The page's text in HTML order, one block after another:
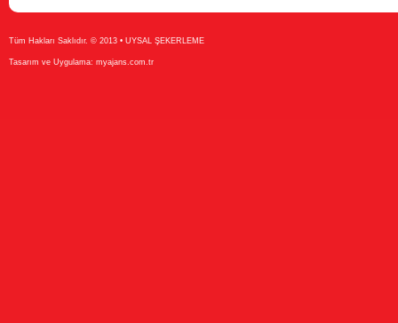
Tüm Hakları Saklıdır. © 2013 • UYSAL ŞEKERLEME
Tasarım ve Uygulama: myajans.com.tr